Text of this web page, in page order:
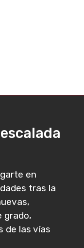
en
tras la
grado,
de las vías